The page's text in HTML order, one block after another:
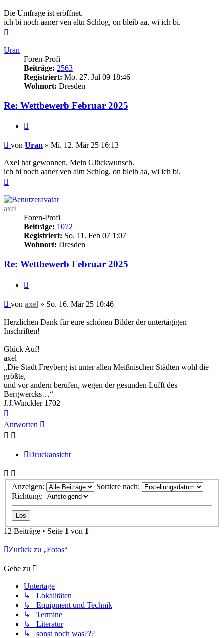
Die Umfrage ist eröffnet.
ich bi noch aaner ven altn Schlog, on bleib aa, wi ich bi.
Uran
Foren-Profi
Beiträge: 2563
Registriert: Mo. 27. Jul 09 18:46
Wohnort: Dresden
Re: Wettbewerb Februar 2025
Beitrag
von Uran » Mi. 12. Mär 25 16:13
Axel hat gewonnen. Mein Glückwunsch.
ich bi noch aaner ven altn Schlog, on bleib aa, wi ich bi.
axel
Foren-Profi
Beiträge: 1072
Registriert: So. 11. Feb 07 1:07
Wohnort: Dresden
Re: Wettbewerb Februar 2025
Beitrag
von axel » So. 16. Mär 25 10:46
Herzlichen Dank für eure schönen Bilder der untertägigen
Inschriften!
Glück Auf!
axel
„Die Stadt Freyberg ist unter allen Meißnischen Städten wohl die
größte,
und vor andern berufen, wegen der gesunden Lufft des
Bergwercks…“
J.J.Winckler 1702
oben
Antworten
Druckansicht
Anzeigen:
Sortiere nach:
Richtung:
12 Beiträge • Seite 1 von 1
Zurück zu „Fotos“
Gehe zu
Untertage
↳ Lokalitäten
↳ Equipment und Technik
↳ Termine
↳ Literatur
↳ sonst noch was???